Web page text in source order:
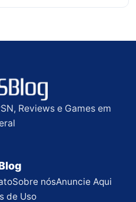
Reviews e Games em
Sobre nósAnuncie Aqui
de Uso